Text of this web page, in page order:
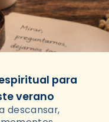
para
verano
descansar,